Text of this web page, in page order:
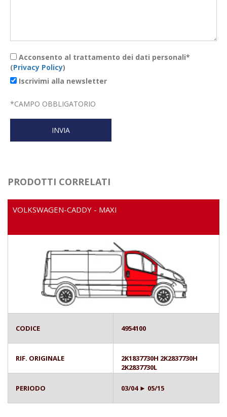
Acconsento al trattamento dei dati personali*
(Privacy Policy)
Iscrivimi alla newsletter
*CAMPO OBBLIGATORIO
PRODOTTI CORRELATI
VOLKSWAGEN-CADDY - MAXI
CODICE 4954100
RIF. ORIGINALE
2K1837730H 2K2837730H
2K2837730L
PERIODO 03/04 ► 05/15